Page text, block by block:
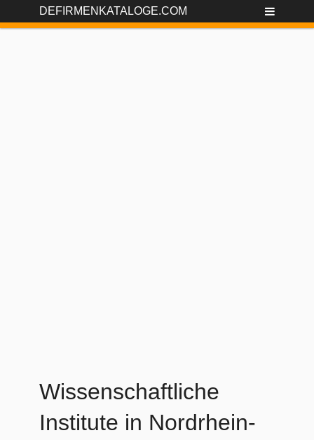
DEFIRMENKATALOGE.COM
Wissenschaftliche
Institute in Nordrhein-